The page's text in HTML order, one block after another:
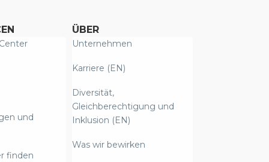
und
finden
ÜBER
Unternehmen
Karriere (EN)
Diversität,
Gleichberechtigung und
Inklusion (EN)
Was wir bewirken